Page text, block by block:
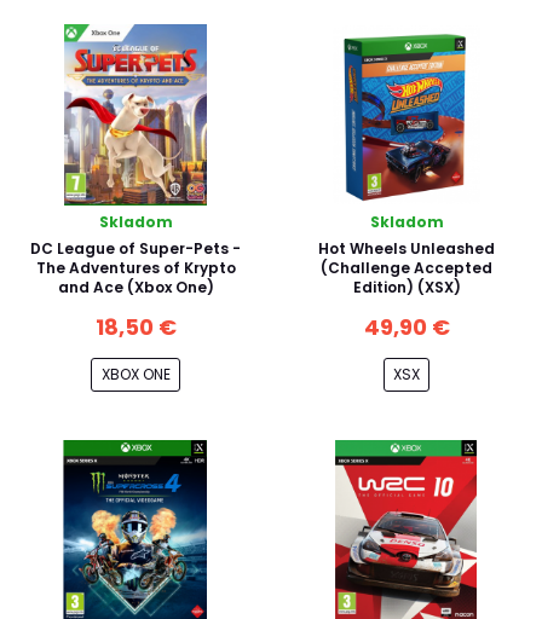
Skladom
DC League of Super-Pets -
The Adventures of Krypto
and Ace (Xbox One)
18,50 €
XBOX ONE
Skladom
Hot Wheels Unleashed
(Challenge Accepted
Edition) (XSX)
49,90 €
XSX